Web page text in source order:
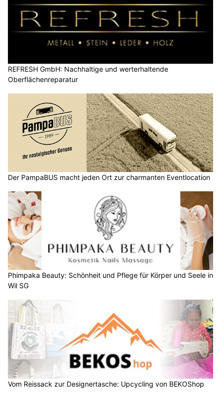
REFRESH GmbH: Nachhaltige und werterhaltende
Oberflächenreparatur
Der PampaBUS macht jeden Ort zur charmanten Eventlocation
Phimpaka Beauty: Schönheit und Pflege für Körper und Seele in
Wil SG
Vom Reissack zur Designertasche: Upcycling von BEKOShop